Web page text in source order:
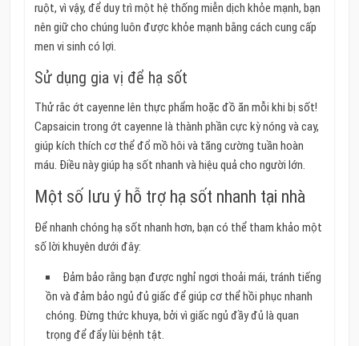
ruột, vì vậy, để duy trì một hệ thống miễn dịch khỏe mạnh, bạn
nên giữ cho chúng luôn được khỏe mạnh bằng cách cung cấp
men vi sinh có lợi.
Sử dụng gia vị để hạ sốt
Thử rắc ớt cayenne lên thực phẩm hoặc đồ ăn mỗi khi bị sốt!
Capsaicin trong ớt cayenne là thành phần cực kỳ nóng và cay,
giúp kích thích cơ thể đổ mồ hôi và tăng cường tuần hoàn
máu. Điều này giúp hạ sốt nhanh và hiệu quả cho người lớn.
Một số lưu ý hỗ trợ hạ sốt nhanh tại nhà
Để nhanh chóng hạ sốt nhanh hơn, bạn có thể tham khảo một
số lời khuyên dưới đây:
Đảm bảo rằng bạn được nghỉ ngơi thoải mái, tránh tiếng
ồn và đảm bảo ngủ đủ giấc để giúp cơ thể hồi phục nhanh
chóng. Đừng thức khuya, bởi vì giấc ngủ đầy đủ là quan
trọng để đẩy lùi bệnh tật.